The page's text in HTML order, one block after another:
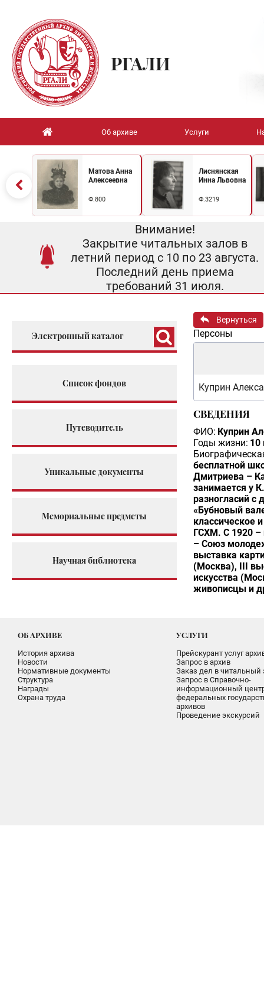
РГАЛИ
Об архиве Услуги
Матова Анна
Алексеевна
Ф.800
Лиснянская
Инна Львовна
Ф.3219
Внимание!
Закрытие читальных залов в
летний период с 10 по 23 августа.
Последний день приема
требований 31 июля.
Электронный каталог
Список фондов
Путеводитель
Уникальные документы
Мемориальные предметы
Научная библиотека
Вернуться
Персоны
Куприн
СВЕДЕНИЯ
ФИО: Куприн
Годы жизни: 10
бесплатной
Дмитриева –
занимается у
разногласий с
«Бубновый
классическое
ГСХМ. С 1920 –
– Союз
выставка
(Москва), III
искусства
живописцы и
ОБ АРХИВЕ
История архива
Новости
Нормативные документы
Структура
Награды
Охрана труда
УСЛУГИ
Прейскурант услуг
Запрос в архив
Заказ дел в читальный
Запрос в Справочно-
информационный
федеральных
архивов
Проведение экскурсий